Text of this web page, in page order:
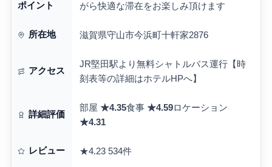
ポイント
がら快適な滞在をお楽しみ頂けます
所在地 滋賀県守山市今浜町十軒家2876
アクセス
JR堅田駅より無料シャトルバス運行【時
刻表等の詳細はホテルHPへ】
詳細評価
部屋 ★4.35食事 ★4.59ロケーション
★4.31
レビュー ★4.23 534件